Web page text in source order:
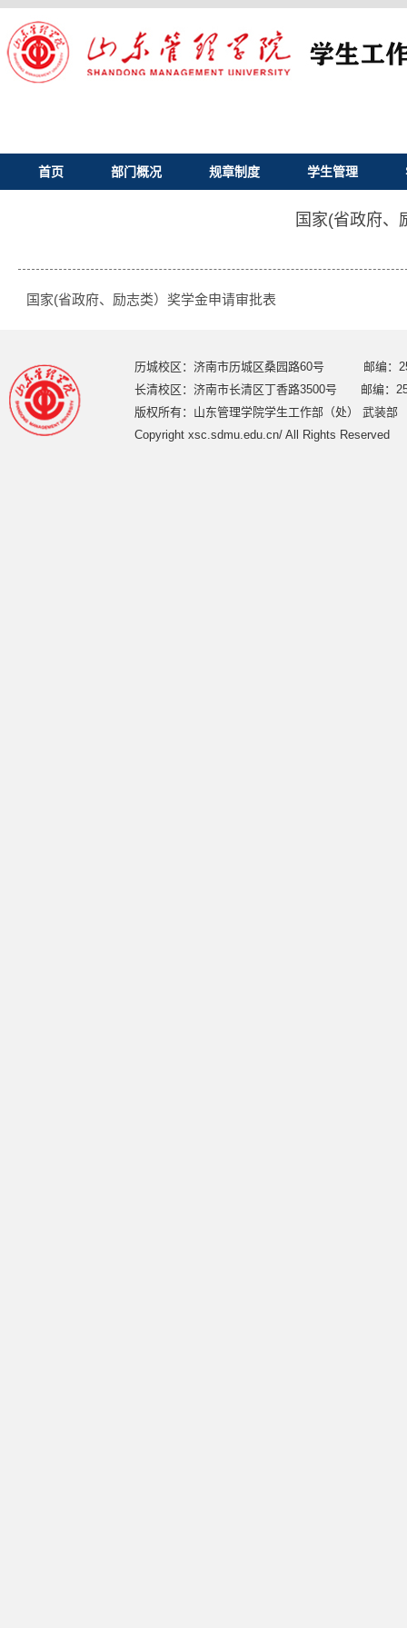
首页 部门概况 规章制度 学生管理
国家(省政府、
国家(省政府、励志类）奖学金申请审批表
历城校区：济南市历城区桑园路60号 邮编：
长清校区：济南市长清区丁香路3500号 邮编：
版权所有：山东管理学院学生工作部（处） 武装部
Copyright xsc.sdmu.edu.cn/ All Rights Reserved